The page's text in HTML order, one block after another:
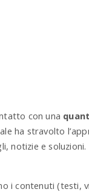
con una
ha stravolto
notizie e
i contenuti (testi,